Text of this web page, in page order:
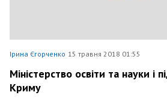
Ірина Єгорченко 15 травня 2018 01:55
Міністерство освіти та науки і
Криму